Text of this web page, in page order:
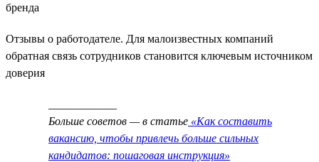
бренда
Отзывы о работодателе. Для малоизвестных компаний
обратная связь сотрудников становится ключевым источником
доверия
Больше советов — в статье «Как составить
вакансию, чтобы привлечь больше сильных
кандидатов: пошаговая инструкция»